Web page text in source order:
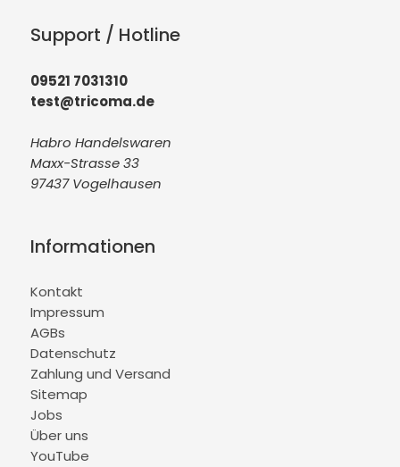
Support / Hotline
09521 7031310
test@tricoma.de
Habro Handelswaren
Maxx-Strasse 33
97437 Vogelhausen
Informationen
Kontakt
Impressum
AGBs
Datenschutz
Zahlung und Versand
Sitemap
Jobs
Über uns
YouTube